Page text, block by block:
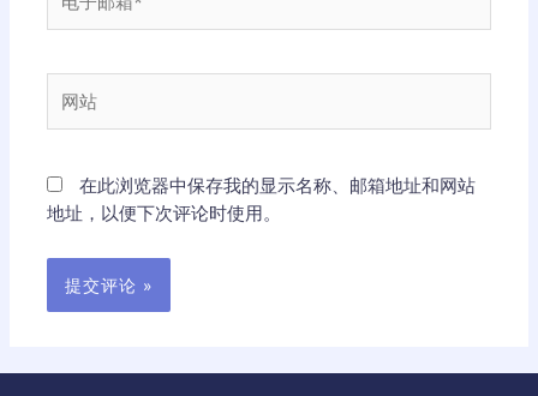
子
箱
站
在此浏览器中保存我的显示名称、邮箱地址和网站
地址，以便下次评论时使用。